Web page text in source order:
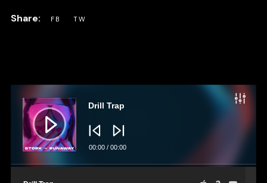
Lecteur
Drill Trap
00:00/ 00:00